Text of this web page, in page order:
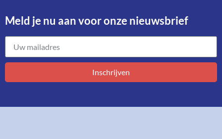
Meld je nu aan voor onze nieuwsbrief​
Inschrijven